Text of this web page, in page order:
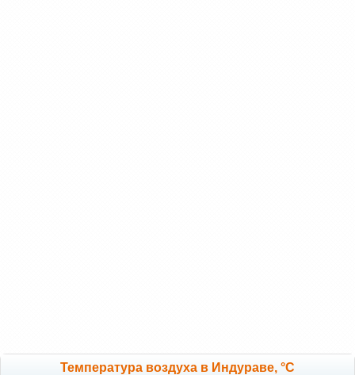
Температура воздуха в Индураве, °C